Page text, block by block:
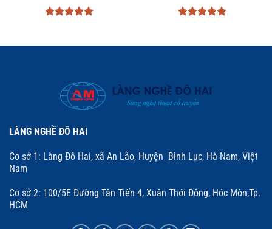
sao
sao
LÀNG NGHỀ ĐÔ HAI
Cơ sở 1: Làng Đô Hai, xã An Lão, Huyện Bình Lục, Hà Nam, Việt
Nam
Cơ sở 2: 100/5E Đường Tân Tiến 4, Xuân Thới Đông, Hóc Môn,Tp.
HCM